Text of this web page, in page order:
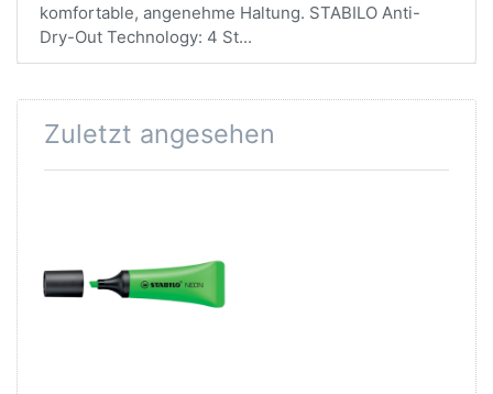
komfortable, angenehme Haltung. STABILO Anti-
Dry-Out Technology: 4 St...
Zuletzt angesehen